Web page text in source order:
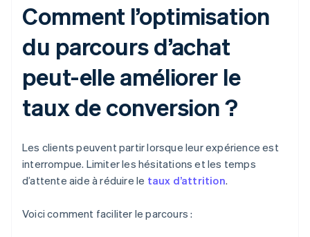
Comment l’optimisation
du parcours d’achat
peut-elle améliorer le
taux de conversion ?
Les clients peuvent partir lorsque leur expérience est
interrompue. Limiter les hésitations et les temps
d’attente aide à réduire le taux d’attrition.
Voici comment faciliter le parcours :